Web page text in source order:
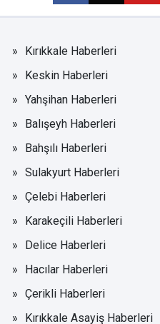
Kırıkkale Haberleri
Keskin Haberleri
Yahşihan Haberleri
Balışeyh Haberleri
Bahşılı Haberleri
Sulakyurt Haberleri
Çelebi Haberleri
Karakeçili Haberleri
Delice Haberleri
Hacılar Haberleri
Çerikli Haberleri
Kırıkkale Asayiş Haberleri